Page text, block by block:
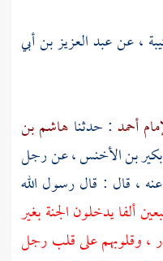
،عنعبد العزيز بن أبي
أحمد : حدثنا هاشم بن
بكير بن الأخنس ،عن رجل
، قال : قال رسول الله
ألفا يدخلون الجنة بغير
، وقلوبهم على قلب رجل